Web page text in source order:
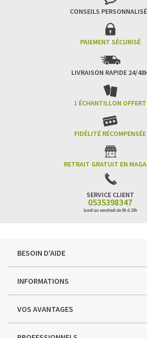
CONSEILS
PAIEMENT SÉCURISÉ
LIVRAISON RAPIDE 24/
1 ÉCHANTILLON OFFERT
FIDÉLITÉ RÉCOMPENSÉE
RETRAIT GRATUIT EN
SERVICE CLIENT
0535398347
lundi au vendredi de 9h à 19h
BESOIN D'AIDE
INFORMATIONS
VOS AVANTAGES